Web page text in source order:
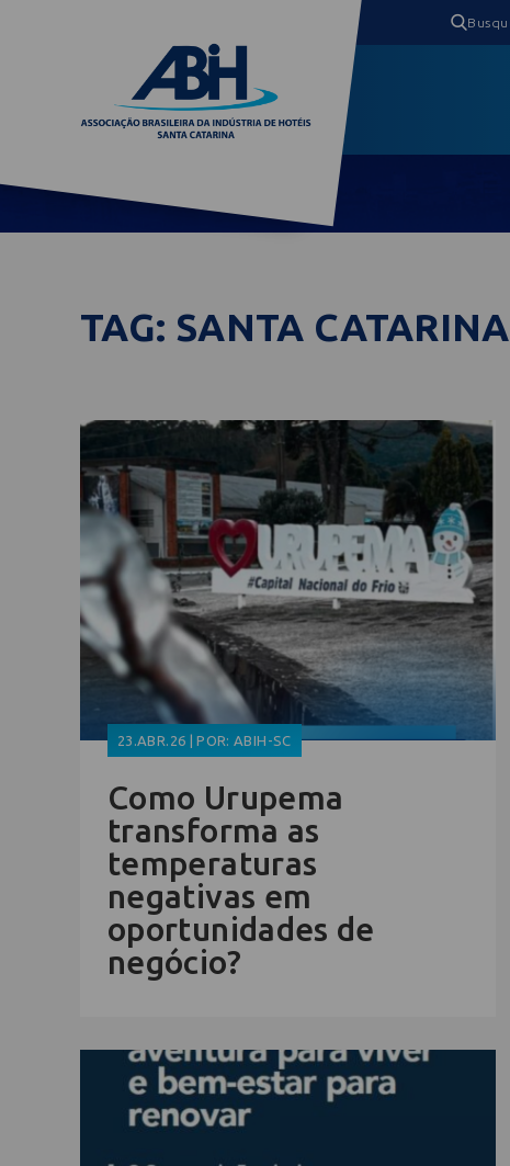
TAG: SANTA CATARINA
23.ABR.26 | POR: ABIH-SC
Como Urupema
transforma as
temperaturas
negativas em
oportunidades de
negócio?